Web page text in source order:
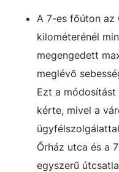
A 7-es főúton az
kilométerénél
megengedett
meglévő
Ezt a
kérte, mivel a
Őrház utca és a
egyszerű